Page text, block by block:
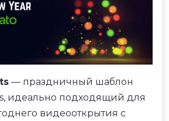
— праздничный шаблон
идеально подходящий для
видеооткрытия с